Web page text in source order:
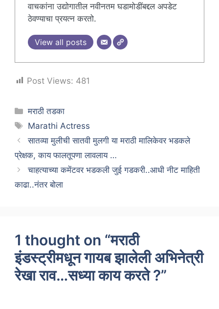
वाचकांना उद्योगातील नवीनतम घडामोडींबद्दल अपडेट
ठेवण्याचा प्रयत्न करतो.
View all posts
Post Views: 481
Categories
मराठी तडका
Tags
Marathi Actress
सातव्या मुलीची सातवी मुलगी या मराठी मालिकेवर भडकले
प्रेक्षक, काय फालतूपणा लावलाय …
चाहत्याच्या कमेंटवर भडकली जुई गडकरी..आधी नीट माहिती
काढा..नंतर बोला
1 thought on “मराठी
इंडस्ट्रीमधून गायब झालेली अभिनेत्री
रेखा राव…सध्या काय करते ?”